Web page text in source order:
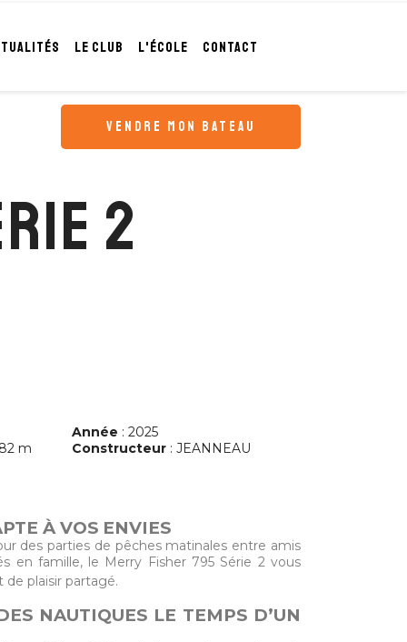
LE CLUB L'ÉCOLE CONTACT
vendre mon bateau
2
Année : 2025
m
Constructeur: JEANNEAU
À VOS ENVIES
des parties de pêches matinales entre amis
en famille, le Merry Fisher 795 Série 2 vous
plaisir partagé.
NAUTIQUES LE TEMPS D’UN